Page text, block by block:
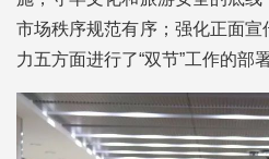
市场秩序规范有序；强化正面
力五方面进行了“双节”工作的部